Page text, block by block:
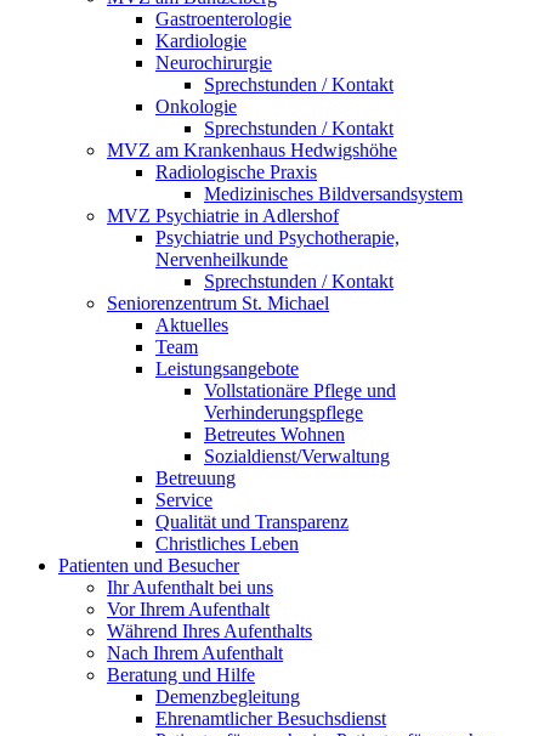
Gastroenterologie
Kardiologie
Neurochirurgie
Sprechstunden / Kontakt
Onkologie
Sprechstunden / Kontakt
MVZ am Krankenhaus Hedwigshöhe
Radiologische Praxis
Medizinisches Bildversandsystem
MVZ Psychiatrie in Adlershof
Psychiatrie und Psychotherapie,
Nervenheilkunde
Sprechstunden / Kontakt
Seniorenzentrum St. Michael
Aktuelles
Team
Leistungsangebote
Vollstationäre Pflege und
Verhinderungspflege
Betreutes Wohnen
Sozialdienst/Verwaltung
Betreuung
Service
Qualität und Transparenz
Christliches Leben
Patienten und Besucher
Ihr Aufenthalt bei uns
Vor Ihrem Aufenthalt
Während Ihres Aufenthalts
Nach Ihrem Aufenthalt
Beratung und Hilfe
Demenzbegleitung
Ehrenamtlicher Besuchsdienst